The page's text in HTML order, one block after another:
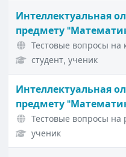
Интеллектуальная
предмету
Тестовые вопросы на
студент, ученик
Интеллектуальная
предмету
Тестовые вопросы на
ученик